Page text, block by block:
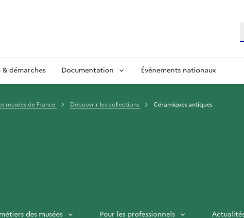
& démarches Documentation Événements nationaux
musées de France Découvrir les collections Céramiques antiques
des musées Pour les professionnels